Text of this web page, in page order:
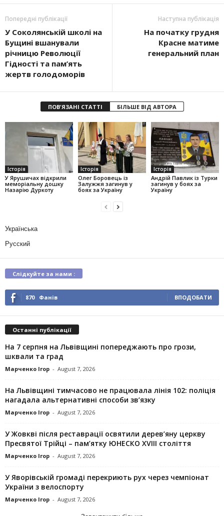
Попередні публікації
У Соколянській школі на
Бущині вшанували
річницю Революції
Гідності та пам’ять
жертв голодоморів
Наступна публікація
На початку грудня
Красне матиме
генеральний план
ПОВ'ЯЗАНІ СТАТТІ БІЛЬШЕ ВІД АВТОРА
Історія
У Ярушичах відкрили
меморіальну дошку
Назарію Дуркоту
Історія
Олег Боровець із
Залужжя загинув у
боях за Україну
Історія
Андрій Павлик із Турки
загинув у боях за
Україну
Українська
Русский
Слідкуйте за нами :
870 Фанів ВПОДОБАТИ
Останні публікації
На 7 серпня на Львівщині попереджають про грози,
шквали та град
Марченко Ігор - August 7, 2026
На Львівщині тимчасово не працювала лінія 102: поліція
нагадала альтернативні способи зв’язку
Марченко Ігор - August 7, 2026
У Жовкві після реставрації освятили дерев’яну церкву
Пресвятої Трійці – пам’ятку ЮНЕСКО XVIII століття
Марченко Ігор - August 7, 2026
У Яворівській громаді перекриють рух через чемпіонат
України з велоспорту
Марченко Ігор - August 7, 2026